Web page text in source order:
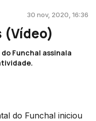
30 nov, 2020, 16:36
(Vídeo)
Funchal assinala
do Funchal iniciou